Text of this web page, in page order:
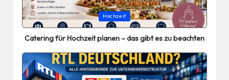
Posted
in
Hochzeit
Catering für Hochzeit planen – das gibt es zu beachten